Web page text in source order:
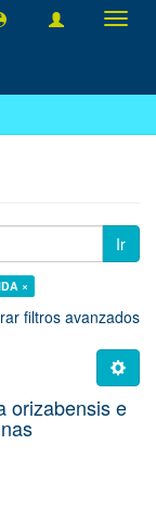
Ir
×
filtros avanzados
orizabensis e